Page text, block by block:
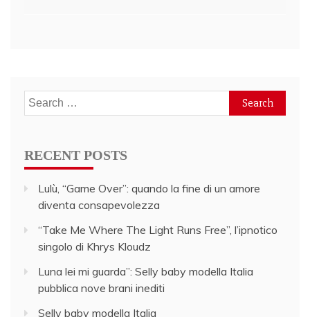
Search
for:
RECENT POSTS
Lulù, “Game Over”: quando la fine di un amore
diventa consapevolezza
“Take Me Where The Light Runs Free”, l’ipnotico
singolo di Khrys Kloudz
Luna lei mi guarda”: Selly baby modella Italia
pubblica nove brani inediti
Selly baby modella Italia